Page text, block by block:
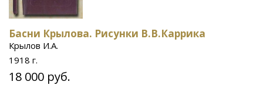
Басни Крылова. Рисунки В.В.Каррика
Крылов И.А.
1918 г.
18 000 руб.